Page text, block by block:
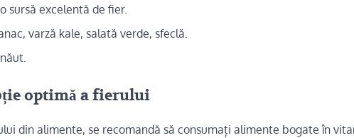
sursă excelentă de fier.
varză kale, salată verde, sfeclă.
optimă a fierului
din alimente, se recomandă să consumați alimente bogate în